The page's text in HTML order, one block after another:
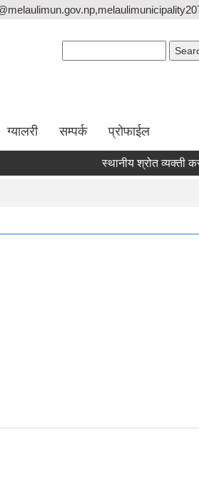
ग्यालरी सम्पर्क प्रोफाईल
स्थानीय श्रोत व्यक्ती करारमा